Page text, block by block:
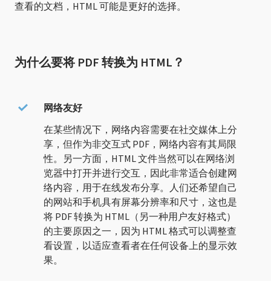
查看的文档，HTML 可能是更好的选择。
为什么要将 PDF 转换为 HTML？
网络友好
在某些情况下，网络内容需要在社交媒体上分
享，但作为非交互式 PDF，网络内容有其局限
性。另一方面，HTML 文件当然可以在网络浏
览器中打开并进行交互，因此非常适合创建网
络内容，用于在线发布分享。人们还希望自己
的网站和手机具有屏幕分辨率和尺寸，这也是
将 PDF 转换为 HTML（另一种用户友好格式）
的主要原因之一，因为 HTML 格式可以调整查
看设置，以适应查看者在任何设备上的显示效
果。